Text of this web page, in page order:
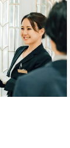
加の方も多か
ースは旅行
ル横のスクリ
ドは、ポーズ